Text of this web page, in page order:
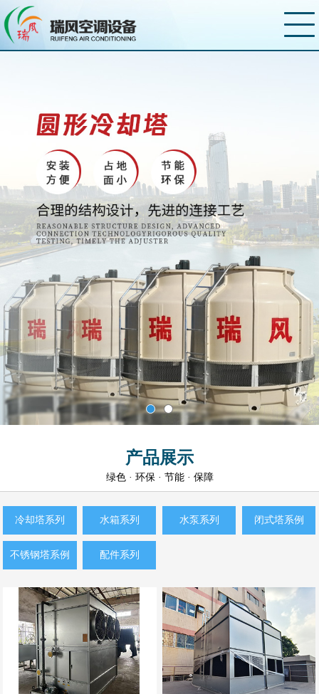
产品展示
绿色 · 环保 · 节能 · 保障
冷却塔系列 水箱系列 水泵系列 闭式塔系例
不锈钢塔系例 配件系列